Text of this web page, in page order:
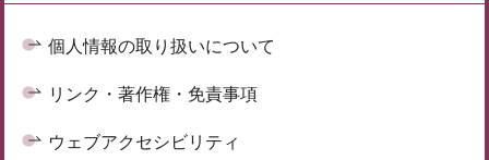
個人情報の取り扱いについて
リンク・著作権・免責事項
ウェブアクセシビリティ